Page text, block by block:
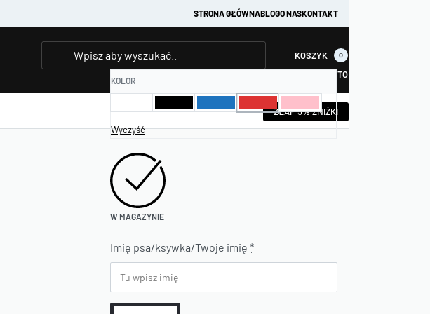
STRONA GŁÓWNABLOGO NASKONTAKT
KOSZYK 0
KONTO
ZŁAP 5% ZNIŻKI
KOLOR
Wyczyść
W MAGAZYNIE
Imię psa/ksywka/Twoje imię *